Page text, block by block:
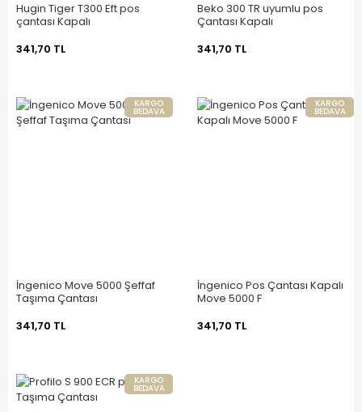
Hugin Tiger T300 Eft pos
çantası Kapalı
341,70 TL
Beko 300 TR uyumlu pos
Çantası Kapalı
341,70 TL
KARGO
BEDAVA
İngenico Move 5000 Şeffaf
Taşıma Çantası
341,70 TL
KARGO
BEDAVA
İngenico Pos Çantası Kapalı
Move 5000 F
341,70 TL
KARGO
BEDAVA